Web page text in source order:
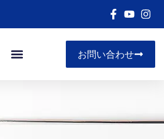
お問い合わせ